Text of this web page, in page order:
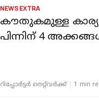
NEWS EXTRA
കൗതുകമുള്ള
പിന്നിന് 4
റിപ്പോർട്ടർ നെറ്റ്‌വര്‍ക്ക്‌ 1 min